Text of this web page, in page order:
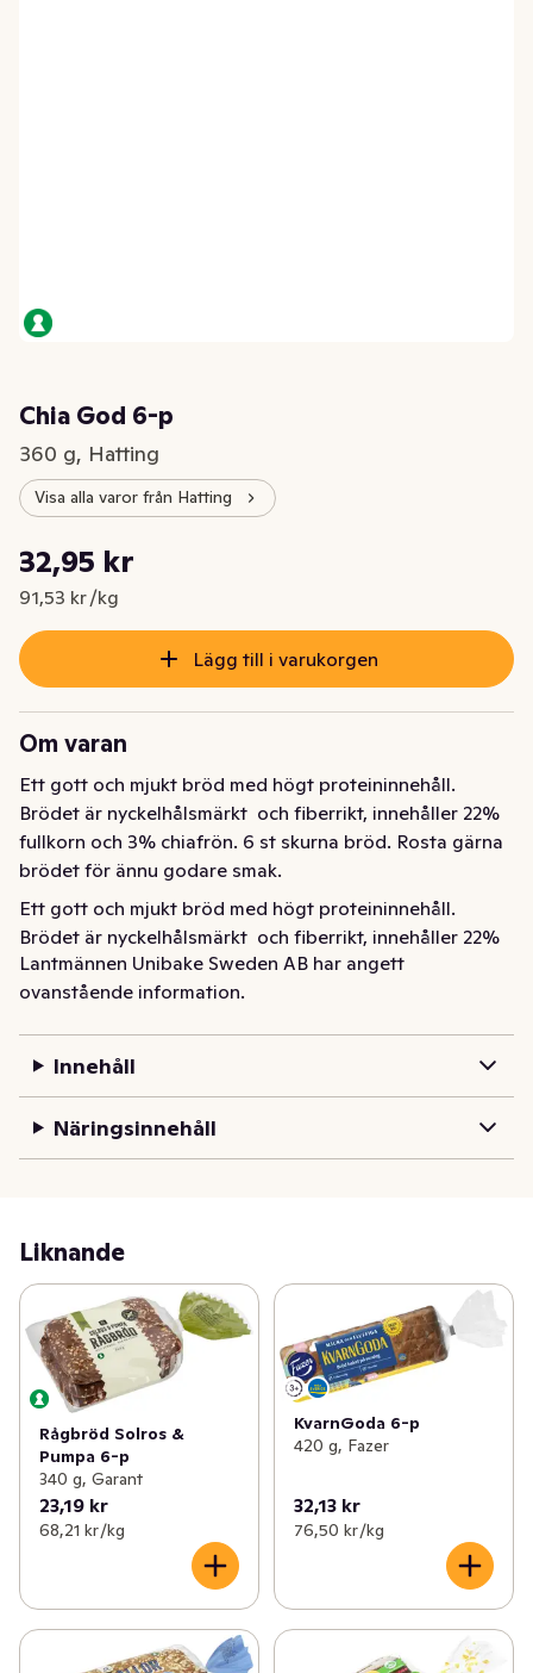
Chia God 6-p
360 g, Hatting
Visa alla varor från Hatting
Nuvarande pris är: 32,95 kr
32,95 kr
91,53 kr /kg
Styckpris: 91,53 kr /kg
Lägg till i varukorgen
Om varan
Ett gott och mjukt bröd med högt proteininnehåll.
Brödet är nyckelhålsmärkt  och fiberrikt, innehåller 22%
fullkorn och 3% chiafrön. 6 st skurna bröd. Rosta gärna
brödet för ännu godare smak.
Ett gott och mjukt bröd med högt proteininnehåll.
Brödet är nyckelhålsmärkt  och fiberrikt, innehåller 22%
fullkorn och 3% chiafrön. 6 st skurna bröd. Rosta gärna
brödet för ännu godare smak.
Lantmännen Unibake Sweden AB har angett
ovanstående information.
Innehåll
Näringsinnehåll
Liknande
Rågbröd Solros &
Pumpa 6-p
340 g, Garant
23,19 kr
68,21 kr /kg
KvarnGoda 6-p
420 g, Fazer
32,13 kr
76,50 kr /kg